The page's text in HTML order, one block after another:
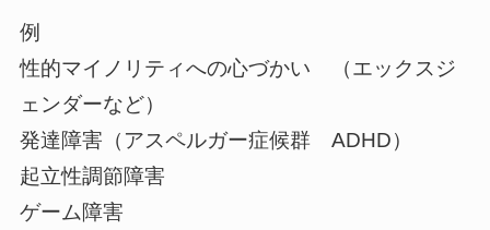
例
性的マイノリティへの心づかい （エックスジ
ェンダーなど）
発達障害（アスペルガー症候群 ADHD）
起立性調節障害
ゲーム障害